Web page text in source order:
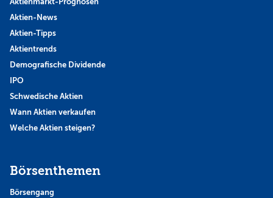
Aktien-News
Aktien-Tipps
Aktientrends
Demografische Dividende
IPO
Schwedische Aktien
Wann Aktien verkaufen
Welche Aktien steigen?
Börsenthemen
Börsengang